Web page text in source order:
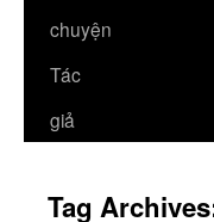
chuyện
Tác
giả
Tag